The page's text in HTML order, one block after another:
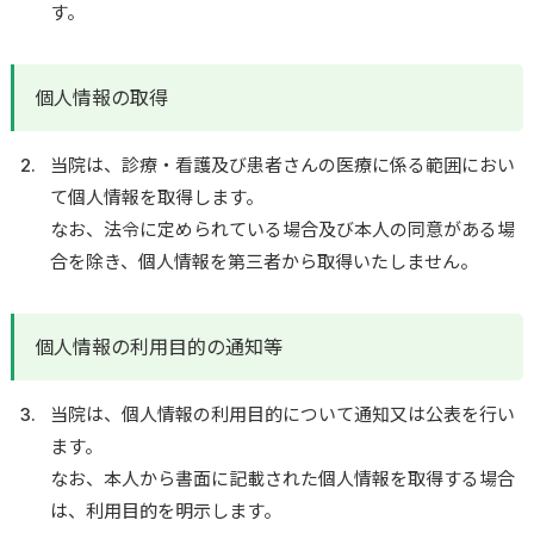
す。
個人情報の取得
当院は、診療・看護及び患者さんの医療に係る範囲におい
て個人情報を取得します。
なお、法令に定められている場合及び本人の同意がある場
合を除き、個人情報を第三者から取得いたしません。
個人情報の利用目的の通知等
当院は、個人情報の利用目的について通知又は公表を行い
ます。
なお、本人から書面に記載された個人情報を取得する場合
は、利用目的を明示します。